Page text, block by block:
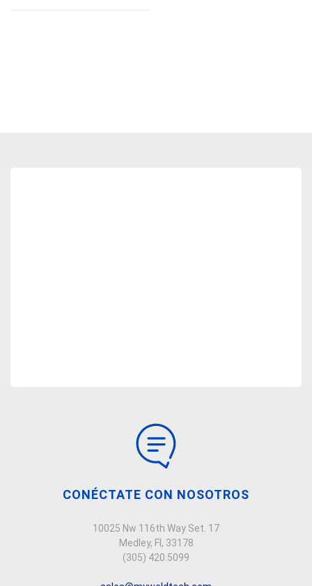
CONÉCTATE CON NOSOTROS
10025 Nw 116th Way Set. 17
Medley, Fl, 33178
(305) 420.5099